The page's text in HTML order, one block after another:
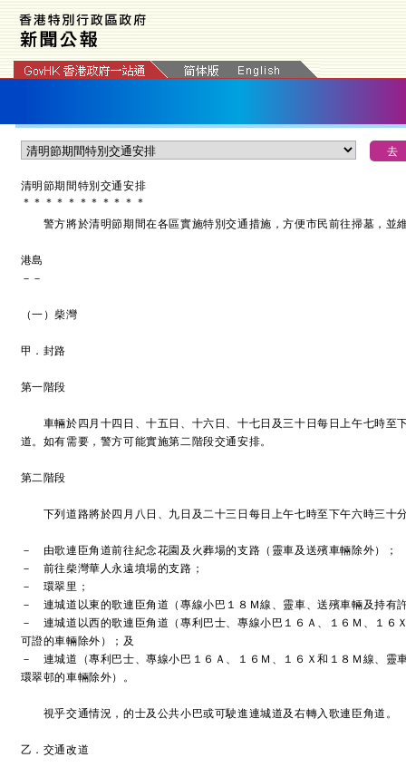
清明節期間特別交通安排
＊ ＊ ＊ ＊ ＊ ＊ ＊ ＊ ＊ ＊ ＊
警方將於清明節期間在各區實施特別交通措施，方便市民前往掃墓，並
港島
－－
（一）柴灣
甲．封路
第一階段
車輛於四月十四日、十五日、十六日、十七日及三十日每日上午七時至
道。如有需要，警方可能實施第二階段交通安排。
第二階段
下列道路將於四月八日、九日及二十三日每日上午七時至下午六時三十
－ 由歌連臣角道前往紀念花園及火葬場的支路（靈車及送殯車輛除外）；
－ 前往柴灣華人永遠墳場的支路；
－ 環翠里；
－ 連城道以東的歌連臣角道（專線小巴１８Ｍ線、靈車、送殯車輛及持有
－ 連城道以西的歌連臣角道（專利巴士、專線小巴１６Ａ、１６Ｍ、１６
可證的車輛除外）；及
－ 連城道（專利巴士、專線小巴１６Ａ、１６Ｍ、１６Ｘ和１８Ｍ線、靈
環翠邨的車輛除外）。
視乎交通情況，的士及公共小巴或可駛進連城道及右轉入歌連臣角道。
乙．交通改道